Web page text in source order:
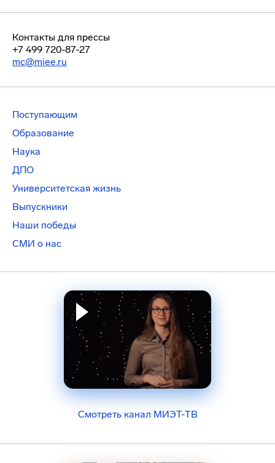
Контакты для прессы
+7 499 720-87-27
mc@miee.ru
Поступающим
Образование
Наука
ДПО
Университетская жизнь
Выпускники
Наши победы
СМИ о нас
Смотреть канал МИЭТ-ТВ